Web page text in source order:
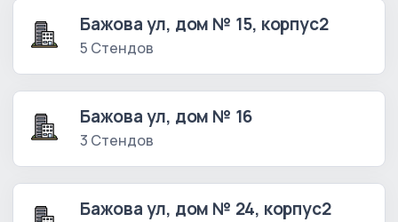
Бажова ул, дом № 15, корпус2
5 Стендов
Бажова ул, дом № 16
3 Стендов
Бажова ул, дом № 24, корпус2